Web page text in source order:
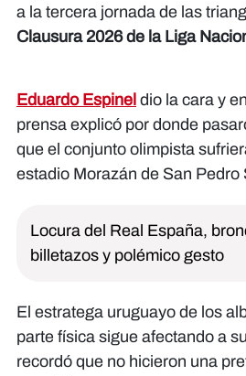
a la tercera jornada de las
Clausura 2026 de la Liga
Eduardo Espinel dio la cara y
prensa explicó por donde
que el conjunto olimpista
estadio Morazán de San Pedro
Locura del Real España,
billetazos y polémico gesto
El estratega uruguayo de los
parte física sigue afectando a
recordó que no hicieron una